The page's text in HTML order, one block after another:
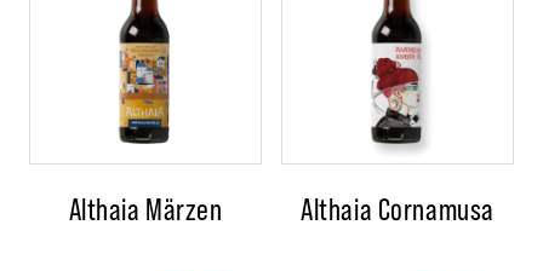
Althaia Märzen Althaia Cornamusa